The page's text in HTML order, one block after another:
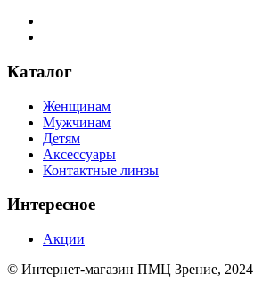
Каталог
Женщинам
Мужчинам
Детям
Аксессуары
Контактные линзы
Интересное
Акции
© Интернет-магазин ПМЦ Зрение, 2024